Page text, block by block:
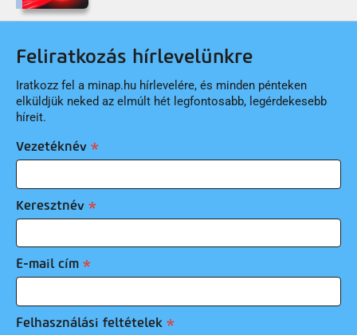
Feliratkozás hírlevelünkre
Iratkozz fel a minap.hu hírlevelére, és minden pénteken
elküldjük neked az elmúlt hét legfontosabb, legérdekesebb
híreit.
Vezetéknév
Keresztnév
E-mail cím
Felhasználási feltételek